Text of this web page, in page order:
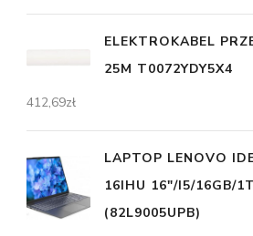
ELEKTROKABEL
25M T0072YDY5X4
412,69zł
LAPTOP LENOVO
16IHU 16"/I5/16GB/
(82L9005UPB)